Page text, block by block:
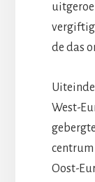
de das
West-
centrum
Oost-